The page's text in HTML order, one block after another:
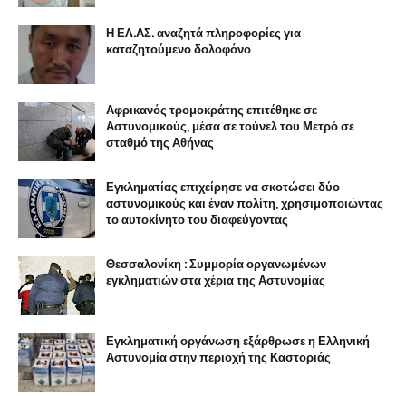
Η ΕΛ.ΑΣ. αναζητά πληροφορίες για
καταζητούμενο δολοφόνο
Αφρικανός τρομοκράτης επιτέθηκε σε
Αστυνομικούς, μέσα σε τούνελ του Μετρό σε
σταθμό της Αθήνας
Εγκληματίας επιχείρησε να σκοτώσει δύο
αστυνομικούς και έναν πολίτη, χρησιμοποιώντας
το αυτοκίνητο του διαφεύγοντας
Θεσσαλονίκη : Συμμορία οργανωμένων
εγκληματιών στα χέρια της Αστυνομίας
Εγκληματική οργάνωση εξάρθρωσε η Ελληνική
Αστυνομία στην περιοχή της Καστοριάς